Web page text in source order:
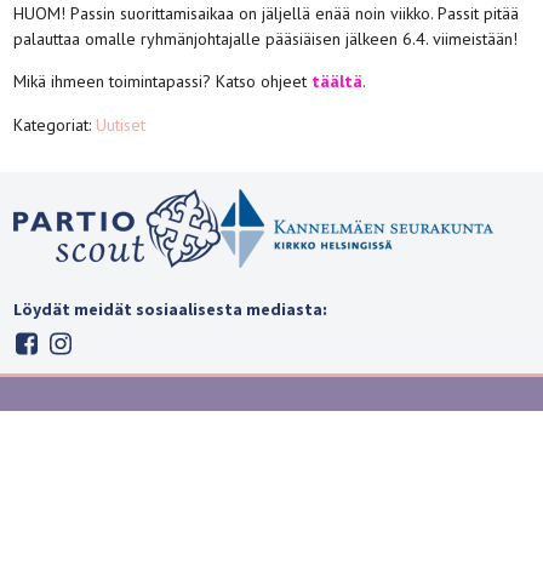
HUOM! Passin suorittamisaikaa on jäljellä enää noin viikko. Passit pitää
palauttaa omalle ryhmänjohtajalle pääsiäisen jälkeen 6.4. viimeistään!
Mikä ihmeen toimintapassi? Katso ohjeet täältä.
Kategoriat: Uutiset
Löydät meidät sosiaalisesta mediasta: